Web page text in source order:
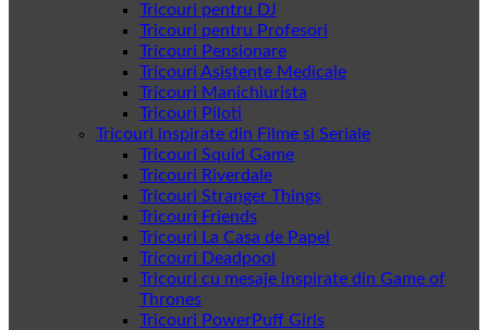
Tricouri pentru DJ
Tricouri pentru Profesori
Tricouri Pensionare
Tricouri Asistente Medicale
Tricouri Manichiurista
Tricouri Piloti
Tricouri inspirate din Filme si Seriale
Tricouri Squid Game
Tricouri Riverdale
Tricouri Stranger Things
Tricouri Friends
Tricouri La Casa de Papel
Tricouri Deadpool
Tricouri cu mesaje inspirate din Game of
Thrones
Tricouri PowerPuff Girls